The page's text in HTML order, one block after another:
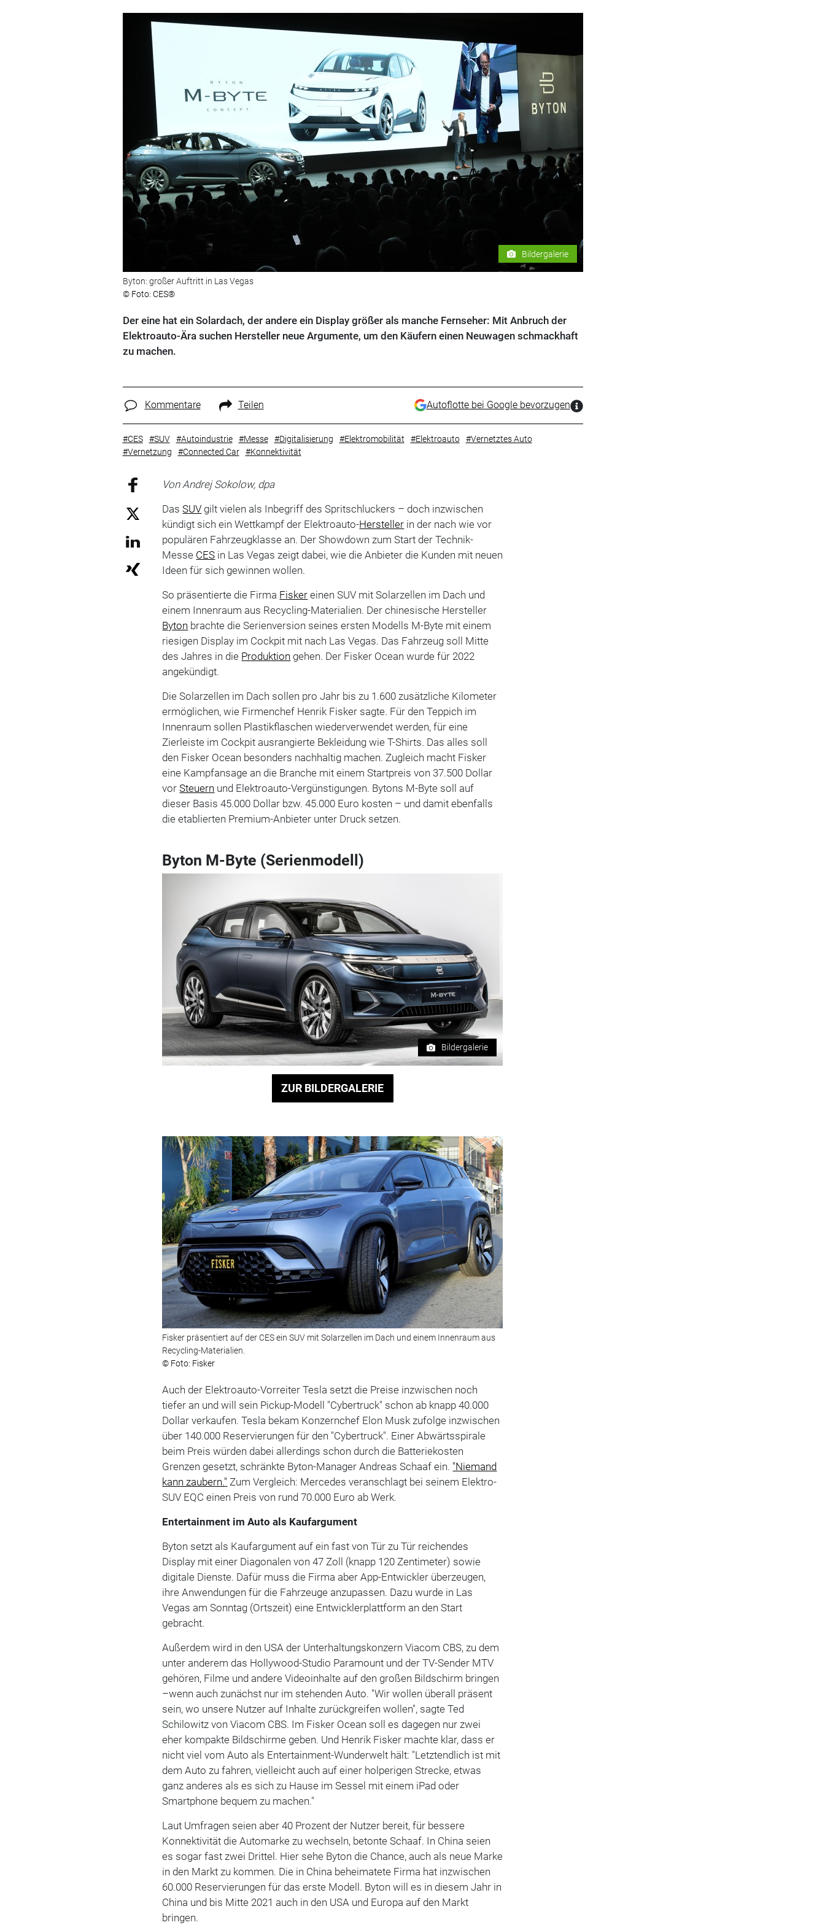
Bildergalerie
Byton: großer Auftritt in Las Vegas
© Foto: CES®
Der eine hat ein Solardach, der andere ein Display größer als manche Fernseher: Mit Anbruch der
Elektroauto-Ära suchen Hersteller neue Argumente, um den Käufern einen Neuwagen schmackhaft
zu machen.
Kommentare Teilen Autoflotte bei Google bevorzugen
#CES #SUV #Autoindustrie #Messe #Digitalisierung #Elektromobilität #Elektroauto
#Vernetztes Auto
#Vernetzung
#Connected Car #Konnektivität
Von Andrej Sokolow, dpa
DasSUV gilt vielen als Inbegriff des Spritschluckers – doch inzwischen
kündigt sich ein Wettkampf der Elektroauto-Hersteller in der nach wie vor
populären Fahrzeugklasse an. Der Showdown zum Start der Technik-
Messe CES in Las Vegas zeigt dabei, wie die Anbieter die Kunden mit neuen
Ideen für sich gewinnen wollen.
So präsentierte die Firma Fisker einen SUV mit Solarzellen im Dach und
einem Innenraum aus Recycling-Materialien. Der chinesische Hersteller
Byton brachte die Serienversion seines ersten Modells M-Byte mit einem
riesigen Display im Cockpit mit nach Las Vegas. Das Fahrzeug soll Mitte
des Jahres in die Produktion gehen. Der Fisker Ocean wurde für 2022
angekündigt.
Die Solarzellen im Dach sollen pro Jahr bis zu 1.600 zusätzliche Kilometer
ermöglichen, wie Firmenchef Henrik Fisker sagte. Für den Teppich im
Innenraum sollen Plastikflaschen wiederverwendet werden, für eine
Zierleiste im Cockpit ausrangierte Bekleidung wie T-Shirts. Das alles soll
den Fisker Ocean besonders nachhaltig machen. Zugleich macht Fisker
eine Kampfansage an die Branche mit einem Startpreis von 37.500 Dollar
vorSteuern und Elektroauto-Vergünstigungen. Bytons M-Byte soll auf
dieser Basis 45.000 Dollar bzw. 45.000 Euro kosten – und damit ebenfalls
die etablierten Premium-Anbieter unter Druck setzen.
Byton M-Byte (Serienmodell)
Bildergalerie
ZUR BILDERGALERIE
Fisker präsentiert auf der CES ein SUV mit Solarzellen im Dach und einem Innenraum aus
Recycling-Materialien.
© Foto: Fisker
Auch der Elektroauto-Vorreiter Tesla setzt die Preise inzwischen noch
tiefer an und will sein Pickup-Modell "Cybertruck" schon ab knapp 40.000
Dollar verkaufen. Tesla bekam Konzernchef Elon Musk zufolge inzwischen
über 140.000 Reservierungen für den "Cybertruck". Einer Abwärtsspirale
beim Preis würden dabei allerdings schon durch die Batteriekosten
Grenzen gesetzt, schränkte Byton-Manager Andreas Schaaf ein. "Niemand
kann zaubern." Zum Vergleich: Mercedes veranschlagt bei seinem Elektro-
SUV EQC einen Preis von rund 70.000 Euro ab Werk.
Entertainment im Auto als Kaufargument
Byton setzt als Kaufargument auf ein fast von Tür zu Tür reichendes
Display mit einer Diagonalen von 47 Zoll (knapp 120 Zentimeter) sowie
digitale Dienste. Dafür muss die Firma aber App-Entwickler überzeugen,
ihre Anwendungen für die Fahrzeuge anzupassen. Dazu wurde in Las
Vegas am Sonntag (Ortszeit) eine Entwicklerplattform an den Start
gebracht.
Außerdem wird in den USA der Unterhaltungskonzern Viacom CBS, zu dem
unter anderem das Hollywood-Studio Paramount und der TV-Sender MTV
gehören, Filme und andere Videoinhalte auf den großen Bildschirm bringen
–wenn auch zunächst nur im stehenden Auto. "Wir wollen überall präsent
sein, wo unsere Nutzer auf Inhalte zurückgreifen wollen", sagte Ted
Schilowitz von Viacom CBS. Im Fisker Ocean soll es dagegen nur zwei
eher kompakte Bildschirme geben. Und Henrik Fisker machte klar, dass er
nicht viel vom Auto als Entertainment-Wunderwelt hält: "Letztendlich ist mit
dem Auto zu fahren, vielleicht auch auf einer holperigen Strecke, etwas
ganz anderes als es sich zu Hause im Sessel mit einem iPad oder
Smartphone bequem zu machen."
Laut Umfragen seien aber 40 Prozent der Nutzer bereit, für bessere
Konnektivität die Automarke zu wechseln, betonte Schaaf. In China seien
es sogar fast zwei Drittel. Hier sehe Byton die Chance, auch als neue Marke
in den Markt zu kommen. Die in China beheimatete Firma hat inzwischen
60.000 Reservierungen für das erste Modell. Byton will es in diesem Jahr in
China und bis Mitte 2021 auch in den USA und Europa auf den Markt
bringen.